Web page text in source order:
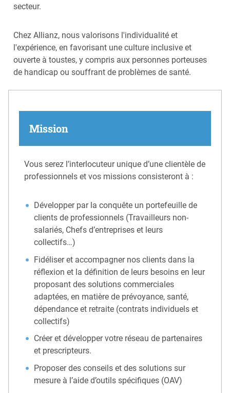
secteur.
Chez Allianz, nous valorisons l'individualité et
l'expérience, en favorisant une culture inclusive et
ouverte à toustes, y compris aux personnes porteuses
de handicap ou souffrant de problèmes de santé.
Mission
Vous serez l’interlocuteur unique d’une clientèle de
professionnels et vos missions consisteront à :
Développer par la conquête un portefeuille de
clients de professionnels (Travailleurs non-
salariés, Chefs d’entreprises et leurs
collectifs…)
Fidéliser et accompagner nos clients dans la
réflexion et la définition de leurs besoins en leur
proposant des solutions commerciales
adaptées, en matière de prévoyance, santé,
dépendance et retraite (contrats individuels et
collectifs)
Créer et développer votre réseau de partenaires
et prescripteurs.
Proposer des conseils et des solutions sur
mesure à l’aide d’outils spécifiques (OAV)